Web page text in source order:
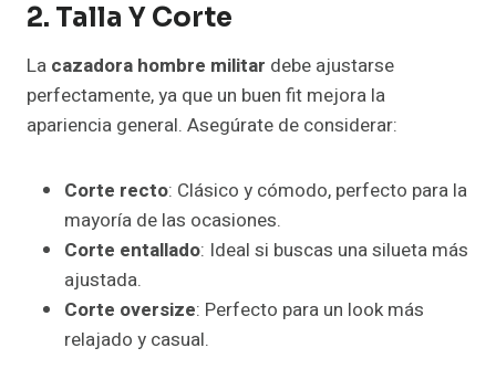
2. Talla Y Corte
La cazadora hombre militar debe ajustarse
perfectamente, ya que un buen fit mejora la
apariencia general. Asegúrate de considerar:
Corte recto: Clásico y cómodo, perfecto para la
mayoría de las ocasiones.
Corte entallado: Ideal si buscas una silueta más
ajustada.
Corte oversize: Perfecto para un look más
relajado y casual.